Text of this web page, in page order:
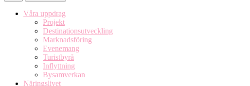
Våra uppdrag
Projekt
Destinationsutveckling
Marknadsföring
Evenemang
Turistbyrå
Inflyttning
Bysamverkan
Näringslivet